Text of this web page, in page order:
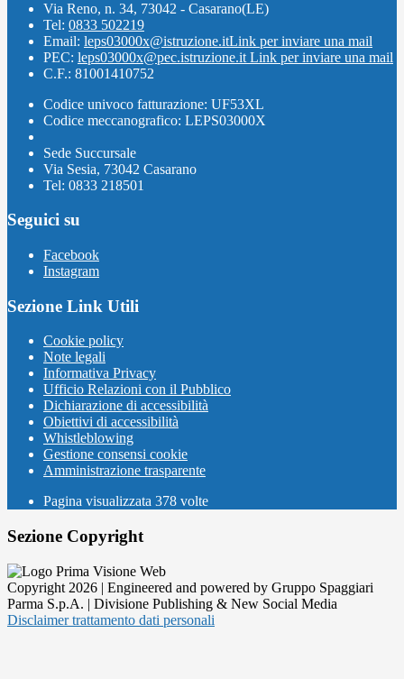
Via Reno, n. 34, 73042 - Casarano(LE)
Tel: 0833 502219
Email: leps03000x@istruzione.itLink per inviare una mail
PEC: leps03000x@pec.istruzione.it Link per inviare una mail
C.F.: 81001410752
Codice univoco fatturazione: UF53XL
Codice meccanografico: LEPS03000X
Sede Succursale
Via Sesia, 73042 Casarano
Tel: 0833 218501
Seguici su
Facebook
Instagram
Sezione Link Utili
Cookie policy
Note legali
Informativa Privacy
Ufficio Relazioni con il Pubblico
Dichiarazione di accessibilità
Obiettivi di accessibilità
Whistleblowing
Gestione consensi cookie
Amministrazione trasparente
Pagina visualizzata 378 volte
Sezione Copyright
Copyright 2026 | Engineered and powered by Gruppo Spaggiari
Parma S.p.A. | Divisione Publishing & New Social Media
Disclaimer trattamento dati personali